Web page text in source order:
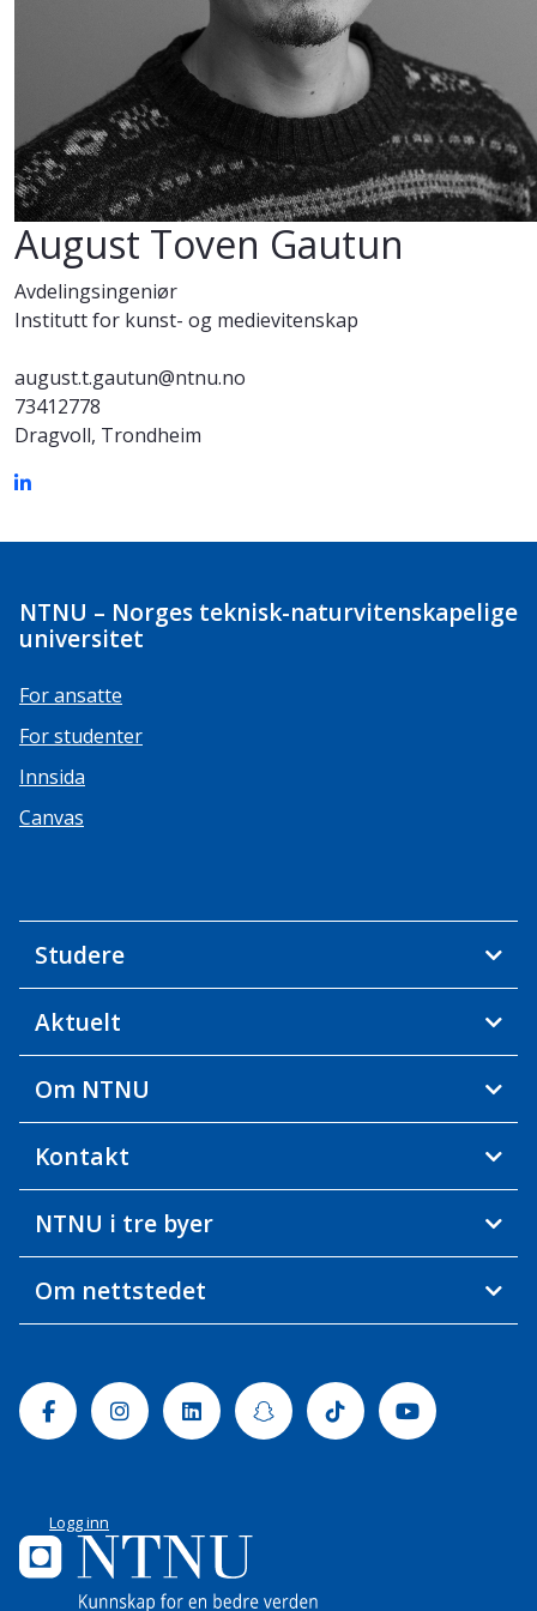
August Toven Gautun
Avdelingsingeniør
Institutt for kunst- og medievitenskap
august.t.gautun@ntnu.no
73412778
Dragvoll, Trondheim
NTNU – Norges teknisk-naturvitenskapelige
universitet
For ansatte
For studenter
Innsida
Canvas
Studere
Aktuelt
Om NTNU
Kontakt
NTNU i tre byer
Om nettstedet
FacebookInstagramLinkedinSnapchatTiktok Youtube
Logg inn